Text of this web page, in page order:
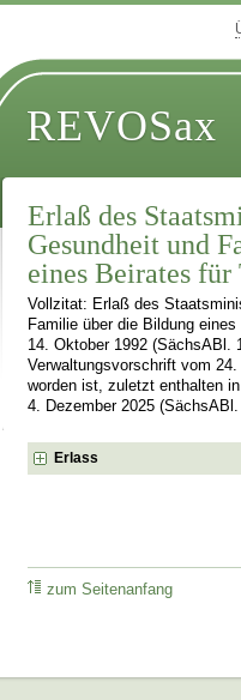
REVOSax
Erlaß des
Gesundheit und
eines Beirates für
Vollzitat: Erlaß des
Familie über die Bildung
14. Oktober 1992 (SächsABl.
Verwaltungsvorschrift vom
worden ist, zuletzt enthalten
4. Dezember 2025
Erlass
zum Seitenanfang